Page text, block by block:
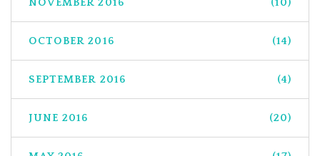
NOVEMBER 2016 (10)
OCTOBER 2016 (14)
SEPTEMBER 2016 (4)
JUNE 2016 (20)